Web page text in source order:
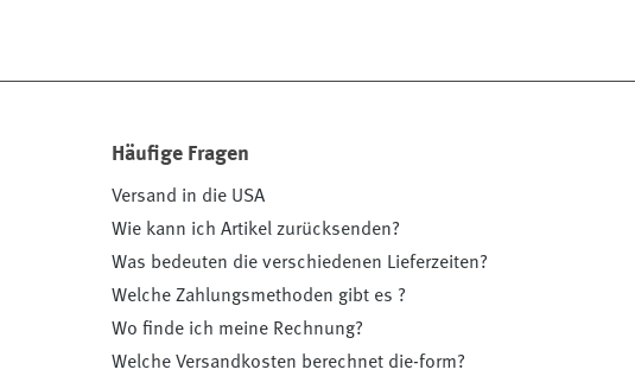
Häufige Fragen
Versand in die USA
Wie kann ich Artikel zurücksenden?
Was bedeuten die verschiedenen Lieferzeiten?
Welche Zahlungsmethoden gibt es ?
Wo finde ich meine Rechnung?
Welche Versandkosten berechnet die-form?